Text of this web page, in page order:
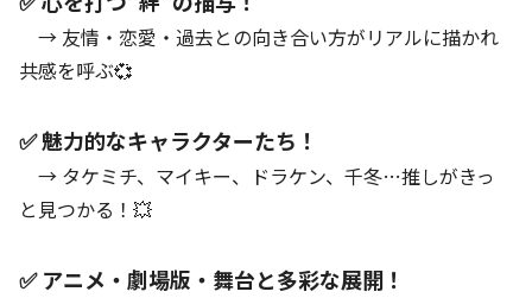
→ 友情・恋愛・過去との向き合い方がリアルに描かれ
共感を呼ぶ💞
✅ 魅力的なキャラクターたち！
→ タケミチ、マイキー、ドラケン、千冬…推しがきっ
と見つかる！💥
✅ アニメ・劇場版・舞台と多彩な展開！